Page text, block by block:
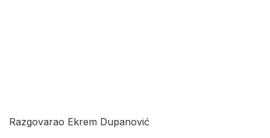
Razgovarao Ekrem Dupanović